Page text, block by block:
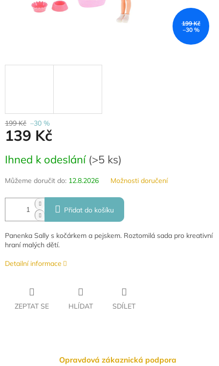
199 Kč
–30 %
199 Kč –30 %
139 Kč
cena:
Ihned k odeslání (>5 ks)
Můžeme doručit do: 12.8.2026 Možnosti doručení
Přidat do košíku
Panenka Sally s kočárkem a pejskem. Roztomilá sada pro kreativní
hraní malých dětí.
Detailní informace
ZEPTAT SE HLÍDAT SDÍLET
Opravdová zákaznická podpora